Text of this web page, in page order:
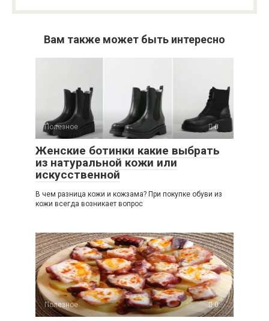
Вам также может быть интересно
Полезное 0
Женские ботинки какие выбрать
из натуральной кожи или
искусственной
В чем разница кожи и кожзама? При покупке обуви из
кожи всегда возникает вопрос
Полезное 0